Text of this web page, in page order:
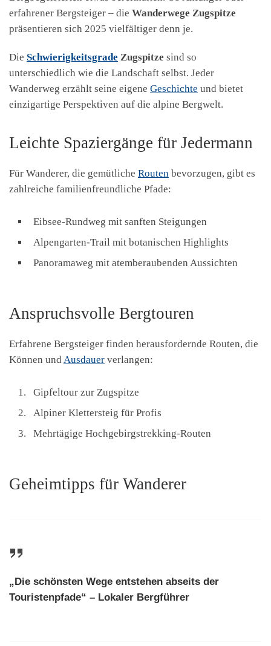
erfahrener Bergsteiger – die Wanderwege Zugspitze
präsentieren sich 2025 vielfältiger denn je.
Die Schwierigkeitsgrade Zugspitze sind so
unterschiedlich wie die Landschaft selbst. Jeder
Wanderweg erzählt seine eigene Geschichte und bietet
einzigartige Perspektiven auf die alpine Bergwelt.
Leichte Spaziergänge für Jedermann
Für Wanderer, die gemütliche Routen bevorzugen, gibt es
zahlreiche familienfreundliche Pfade:
Eibsee-Rundweg mit sanften Steigungen
Alpengarten-Trail mit botanischen Highlights
Panoramaweg mit atemberaubenden Aussichten
Anspruchsvolle Bergtouren
Erfahrene Bergsteiger finden herausfordernde Routen, die
Können und Ausdauer verlangen:
Gipfeltour zur Zugspitze
Alpiner Klettersteig für Profis
Mehrtägige Hochgebirgstrekking-Routen
Geheimtipps für Wanderer
„Die schönsten Wege entstehen abseits der
Touristenpfade“ – Lokaler Bergführer